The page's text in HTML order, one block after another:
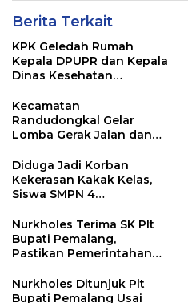
Berita Terkait
KPK Geledah Rumah
Kepala DPUPR dan Kepala
Dinas Kesehatan
Kecamatan
Randudongkal Gelar
Lomba Gerak Jalan dan
HUT RI ke-81
Diduga Jadi Korban
Kekerasan Kakak Kelas,
Siswa SMPN 4
Dunia
Nurkholes Terima SK Plt
Bupati Pemalang,
Pastikan Pemerintahan
Nurkholes Ditunjuk Plt
Bupati Pemalang Usai